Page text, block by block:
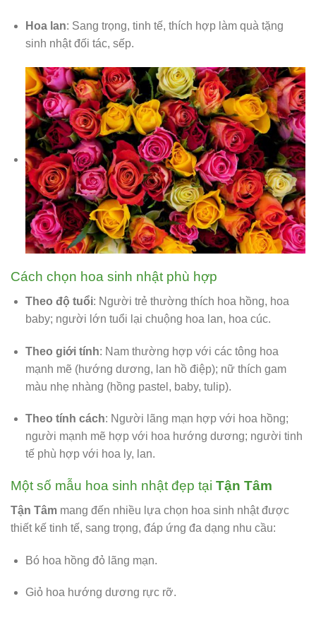
Hoa lan: Sang trọng, tinh tế, thích hợp làm quà tặng
sinh nhật đối tác, sếp.
Cách chọn hoa sinh nhật phù hợp
Theo độ tuổi: Người trẻ thường thích hoa hồng, hoa
baby; người lớn tuổi lại chuộng hoa lan, hoa cúc.
Theo giới tính: Nam thường hợp với các tông hoa
mạnh mẽ (hướng dương, lan hồ điệp); nữ thích gam
màu nhẹ nhàng (hồng pastel, baby, tulip).
Theo tính cách: Người lãng mạn hợp với hoa hồng;
người mạnh mẽ hợp với hoa hướng dương; người tinh
tế phù hợp với hoa ly, lan.
Một số mẫu hoa sinh nhật đẹp tại Tận Tâm
Tận Tâm mang đến nhiều lựa chọn hoa sinh nhật được
thiết kế tinh tế, sang trọng, đáp ứng đa dạng nhu cầu:
Bó hoa hồng đỏ lãng mạn.
Giỏ hoa hướng dương rực rỡ.